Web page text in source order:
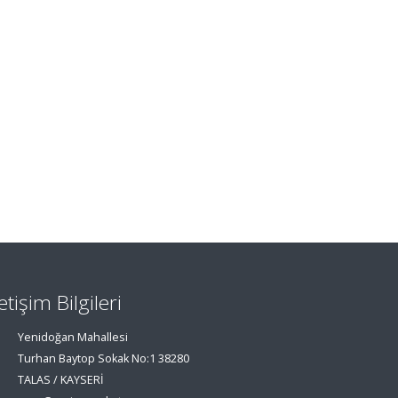
Bilgileri
Yenidoğan Mahallesi
Turhan Baytop Sokak No:1 38280
TALAS / KAYSERİ